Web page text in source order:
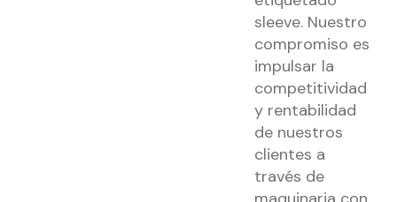
sleeve. Nuestro
compromiso es
impulsar la
competitividad
y rentabilidad
de nuestros
clientes a
través de